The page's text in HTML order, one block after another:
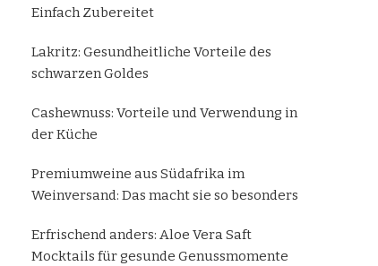
Einfach Zubereitet
Lakritz: Gesundheitliche Vorteile des
schwarzen Goldes
Cashewnuss: Vorteile und Verwendung in
der Küche
Premiumweine aus Südafrika im
Weinversand: Das macht sie so besonders
Erfrischend anders: Aloe Vera Saft
Mocktails für gesunde Genussmomente